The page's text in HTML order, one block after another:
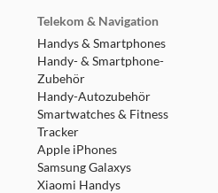
Telekom & Navigation
Handys & Smartphones
Handy- & Smartphone-
Zubehör
Handy-Autozubehör
Smartwatches & Fitness
Tracker
Apple iPhones
Samsung Galaxys
Xiaomi Handys